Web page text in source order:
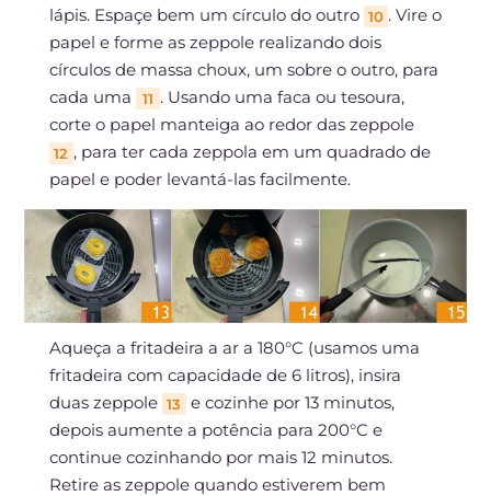
lápis. Espaçe bem um círculo do outro 10 . Vire o
papel e forme as zeppole realizando dois
círculos de massa choux, um sobre o outro, para
cada uma
11 . Usando uma faca ou tesoura,
corte o papel manteiga ao redor das zeppole
12 , para ter cada zeppola em um quadrado de
papel e poder levantá-las facilmente.
Aqueça a fritadeira a ar a 180°C (usamos uma
fritadeira com capacidade de 6 litros), insira
duas zeppole 13
e cozinhe por 13 minutos,
depois aumente a potência para 200°C e
continue cozinhando por mais 12 minutos.
Retire as zeppole quando estiverem bem